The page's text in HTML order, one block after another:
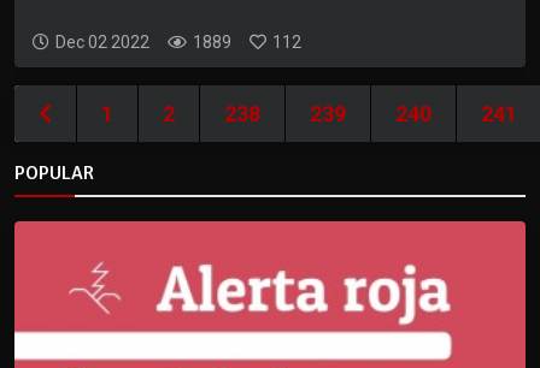
Dec 02 2022 1889 112
1 2 238 239 240 241
POPULAR